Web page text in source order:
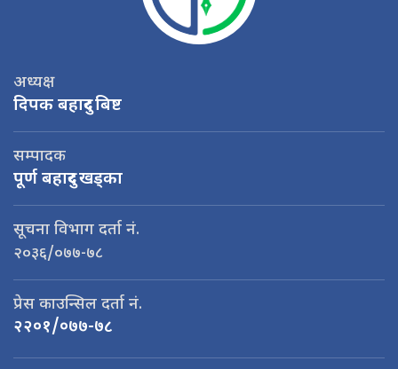
अध्यक्ष
दिपक बहादुर बिष्ट
सम्पादक
पूर्ण बहादुर खड्का
सूचना विभाग दर्ता नं.
२०३६/०७७-७८
प्रेस काउन्सिल दर्ता नं.
२२०१/०७७-७८